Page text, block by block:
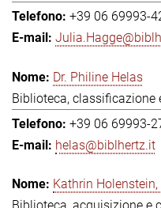
+39 06 69993-
Dr. Philine Helas
Biblioteca, classificazione
+39 06 69993-
helas@biblhertz.it
Kathrin Holenstein,